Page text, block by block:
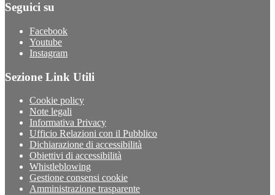
Seguici su
Facebook
Youtube
Instagram
Sezione Link Utili
Cookie policy
Note legali
Informativa Privacy
Ufficio Relazioni con il Pubblico
Dichiarazione di accessibilità
Obiettivi di accessibilità
Whistleblowing
Gestione consensi cookie
Amministrazione trasparente